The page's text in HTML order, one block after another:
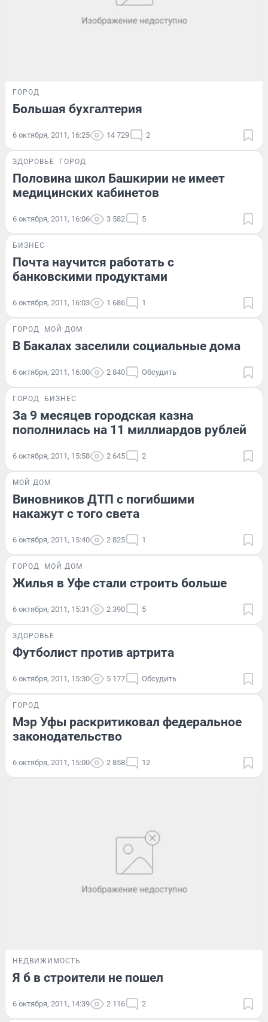
ГОРОД
Большая бухгалтерия
6 октября, 2011, 16:25 14 729 2
ЗДОРОВЬЕ ГОРОД
Половина школ Башкирии не имеет
медицинских кабинетов
6 октября, 2011, 16:06 3 582 5
БИЗНЕС
Почта научится работать с
банковскими продуктами
6 октября, 2011, 16:03 1 686 1
ГОРОД МОЙ ДОМ
В Бакалах заселили социальные дома
6 октября, 2011, 16:00 2 840 Обсудить
ГОРОД БИЗНЕС
За 9 месяцев городская казна
пополнилась на 11 миллиардов рублей
6 октября, 2011, 15:58 2 645 2
МОЙ ДОМ
Виновников ДТП с погибшими
накажут с того света
6 октября, 2011, 15:40 2 825 1
ГОРОД МОЙ ДОМ
Жилья в Уфе стали строить больше
6 октября, 2011, 15:31 2 390 5
ЗДОРОВЬЕ
Футболист против артрита
6 октября, 2011, 15:30 5 177 Обсудить
ГОРОД
Мэр Уфы раскритиковал федеральное
законодательство
6 октября, 2011, 15:00 2 858 12
НЕДВИЖИМОСТЬ
Я б в строители не пошел
6 октября, 2011, 14:39 2 116 2